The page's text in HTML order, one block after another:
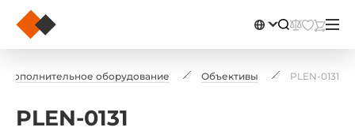
Дополнительное оборудование Объективы PLEN-0131
PLEN-0131